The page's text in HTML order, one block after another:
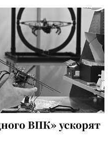
ВПК» ускорят